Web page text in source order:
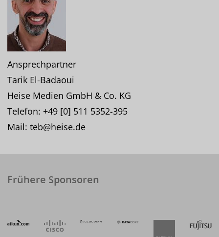
Ansprechpartner
Tarik El-Badaoui
Heise Medien GmbH & Co. KG
Telefon: +49 [0] 511 5352-395
Mail: teb@heise.de
Frühere Sponsoren